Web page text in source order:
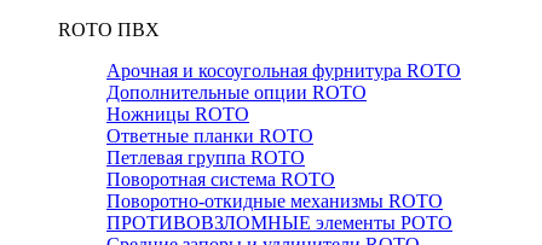
RОTO ПВХ
Арочная и косоугольная фурнитура ROTO
Дополнительные опции ROTO
Ножницы ROTO
Ответные планки ROTO
Петлевая группа ROTO
Поворотная система ROTO
Поворотно-откидные механизмы ROTO
ПРОТИВОВЗЛОМНЫЕ элементы РОТО